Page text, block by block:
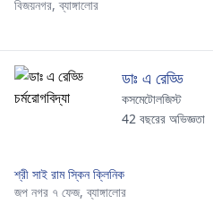
বিজয়নগর,ব্যাঙ্গালোর
ডাঃ এ রেড্ডি
কসমেটোলজিস্ট
42 বছরের অভিজ্ঞতা
শ্রী সাই রাম স্কিন ক্লিনিক
জপ নগর ৭ ফেজ,ব্যাঙ্গালোর